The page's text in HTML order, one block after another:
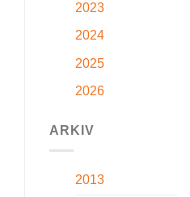
2023
2024
2025
2026
ARKIV
2013